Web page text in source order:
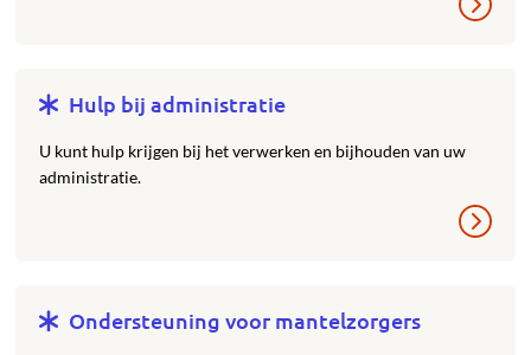
Hulp bij administratie
U kunt hulp krijgen bij het verwerken en bijhouden van uw
administratie.
Ondersteuning voor mantelzorgers